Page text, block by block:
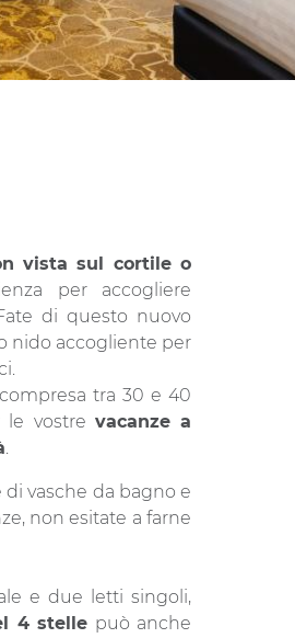
vista sul cortile o
per accogliere
di questo nuovo
nido accogliente per
tra 30 e 40
vostre vacanze a
.
vasche da bagno e
non esitate a farne
e due letti singoli,
4 stelle può anche